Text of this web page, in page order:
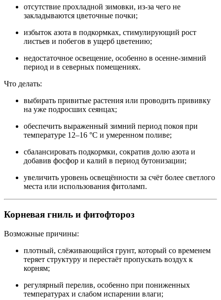
отсутствие прохладной зимовки, из‑за чего не
закладываются цветочные почки;
избыток азота в подкормках, стимулирующий рост
листьев и побегов в ущерб цветению;
недостаточное освещение, особенно в осенне‑зимний
период и в северных помещениях.
Что делать:
выбирать привитые растения или проводить прививку
на уже подросших сеянцах;
обеспечить выраженный зимний период покоя при
температуре 12–16 °C и умеренном поливе;
сбалансировать подкормки, сократив долю азота и
добавив фосфор и калий в период бутонизации;
увеличить уровень освещённости за счёт более светлого
места или использования фитоламп.
Корневая гниль и фитофтороз
Возможные причины:
плотный, слёживающийся грунт, который со временем
теряет структуру и перестаёт пропускать воздух к
корням;
регулярный перелив, особенно при пониженных
температурах и слабом испарении влаги;